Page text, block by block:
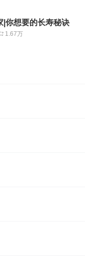
|你想要的长寿秘诀
1.67万